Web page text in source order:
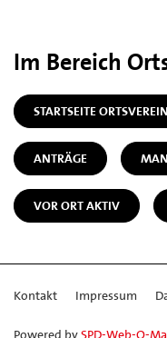
Im Bereich
STARTSEITE ORTSVEREIN
ANTRÄGE
VOR ORT AKTIV
Kontakt Impressum
Powered bySPD-Web-O-